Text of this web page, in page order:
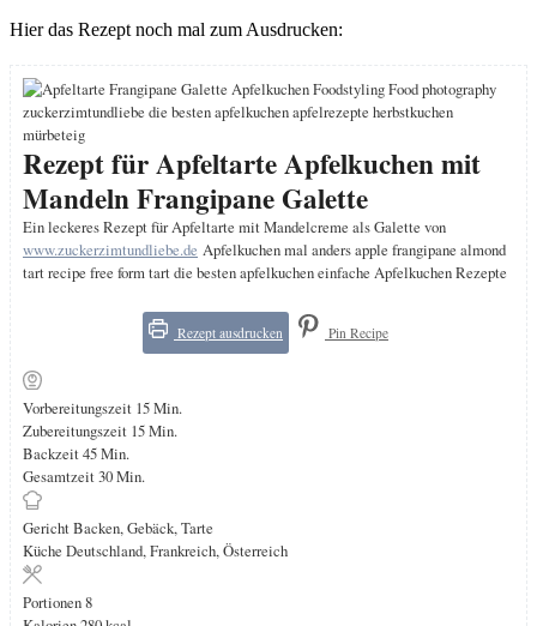
Hier das Rezept noch mal zum Ausdrucken:
Rezept für Apfeltarte Apfelkuchen mit
Mandeln Frangipane Galette
Ein leckeres Rezept für Apfeltarte mit Mandelcreme als Galette von
www.zuckerzimtundliebe.de Apfelkuchen mal anders apple frangipane almond
tart recipe free form tart die besten apfelkuchen einfache Apfelkuchen Rezepte
Rezept ausdrucken Pin Recipe
Vorbereitungszeit 15Minuten
Min.
Zubereitungszeit 15Minuten
Min.
Backzeit45Minuten
Min.
Gesamtzeit30Minuten
Min.
GerichtBacken, Gebäck, Tarte
Küche Deutschland, Frankreich, Österreich
Portionen8